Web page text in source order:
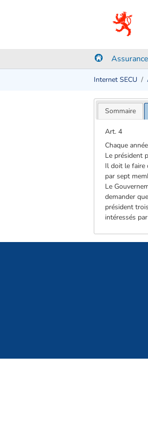
Internet SECU
Sommaire
Art. 4
Chaque
Le président
Il doit le faire
par sept
Le
demander
président
intéressés